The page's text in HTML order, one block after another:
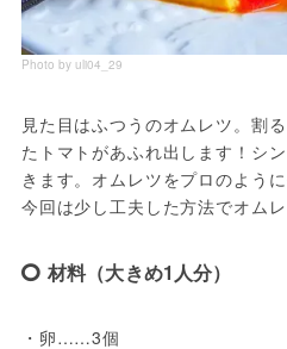
Photo by uli04_29
見た目はふつうのオムレツ。割
たトマトがあふれ出します！シ
きます。オムレツをプロのよう
今回は少し工夫した方法でオム
材料（大きめ1人分）
・卵……3個